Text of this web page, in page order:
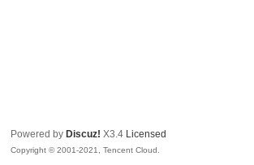
Powered by Discuz! X3.4 Licensed
Copyright © 2001-2021, Tencent Cloud.